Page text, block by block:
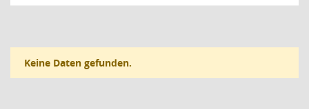
Keine Daten gefunden.